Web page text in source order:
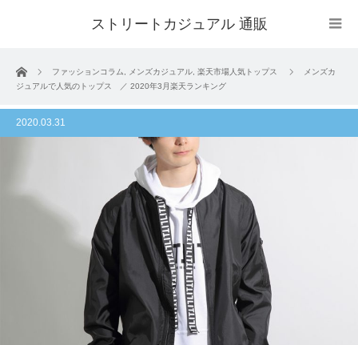
ストリートカジュアル 通販
ホーム ファッションコラム メンズカジュアル 楽天市場人気トップス
メンズカ
ジュアルで人気のトップス ／ 2020年3月楽天ランキング
2020.03.31